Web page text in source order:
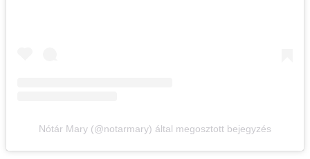
Nótár Mary (@notarmary) által megosztott bejegyzés